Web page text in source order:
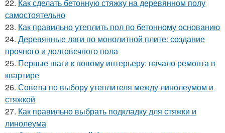
22. Как сделать бетонную стяжку на деревянном полу
самостоятельно
23. Как правильно утеплить пол по бетонному основанию
24. Деревянные лаги по монолитной плите: создание
прочного и долговечного пола
25. Первые шаги к новому интерьеру: начало ремонта в
квартире
26. Советы по выбору утеплителя между линолеумом и
стяжкой
27. Как правильно выбрать подкладку для стяжки и
линолеума